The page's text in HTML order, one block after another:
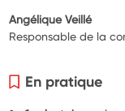
Angélique Veillé
Responsable de la
En pratique